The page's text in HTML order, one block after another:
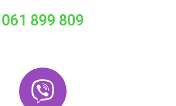
061 899 809